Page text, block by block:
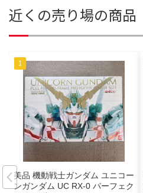
近くの売り場の商品
美品 機動戦士ガンダム ユニコー
ンガンダム UC RX-0 パーフェク